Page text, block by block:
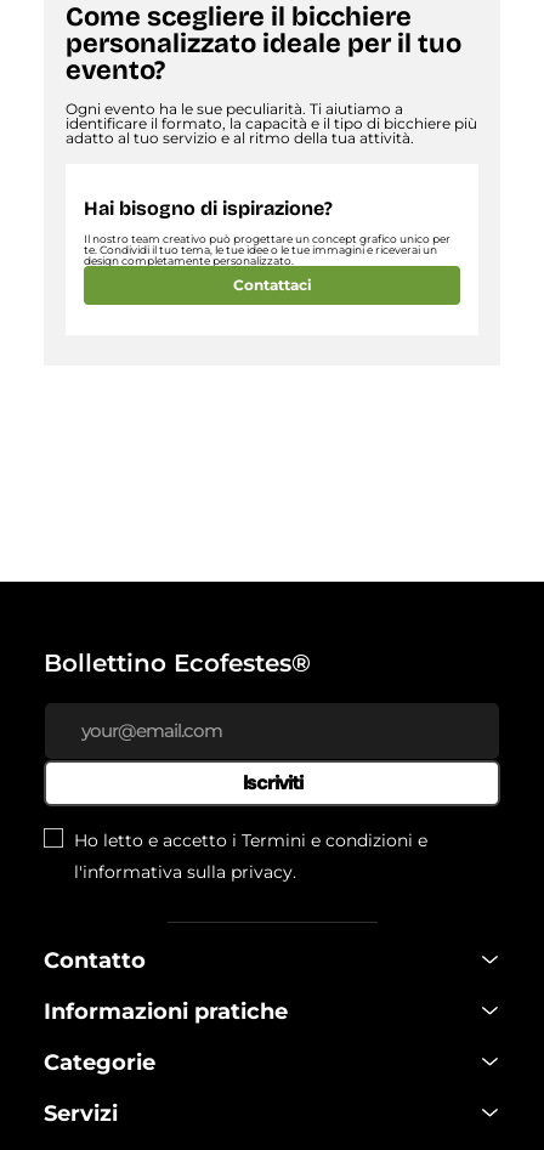
Come scegliere il bicchiere
personalizzato ideale per il tuo
evento?
Ogni evento ha le sue peculiarità. Ti aiutiamo a
identificare il formato, la capacità e il tipo di bicchiere più
adatto al tuo servizio e al ritmo della tua attività.
Hai bisogno di ispirazione?
Il nostro team creativo può progettare un concept grafico unico per
te. Condividi il tuo tema, le tue idee o le tue immagini e riceverai un
design completamente personalizzato.
Contattaci
Bollettino Ecofestes®
Iscriviti
Ho letto e accetto i Termini e condizioni e
l'informativa sulla privacy.
Contatto
Informazioni pratiche
Categorie
Servizi